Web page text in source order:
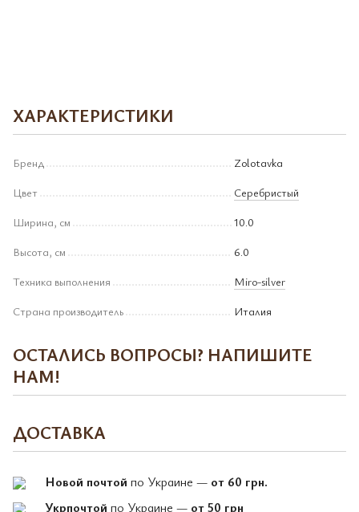
ХАРАКТЕРИСТИКИ
Бренд
Zolotavka
Цвет
Серебристый
Ширина, см
10.0
Высота, см
6.0
Техника выполнения
Miro-silver
Страна производитель
Италия
ОСТАЛИСЬ ВОПРОСЫ? НАПИШИТЕ
НАМ!
ДОСТАВКА
Новой почтой по Украине — от 60 грн.
Укрпочтой по Украине — от 50 грн